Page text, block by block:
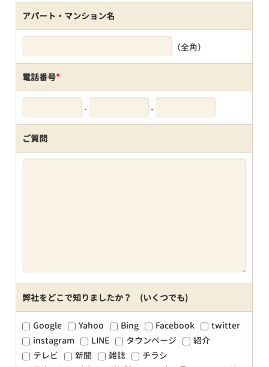
アパート・マンション名
（全角）
電話番号*
- -
ご質問
弊社をどこで知りましたか？ (いくつでも)
Google Yahoo Bing Facebook
twitter
instagram
LINE タウンページ
紹介
テレビ
新聞 雑誌
チラシ